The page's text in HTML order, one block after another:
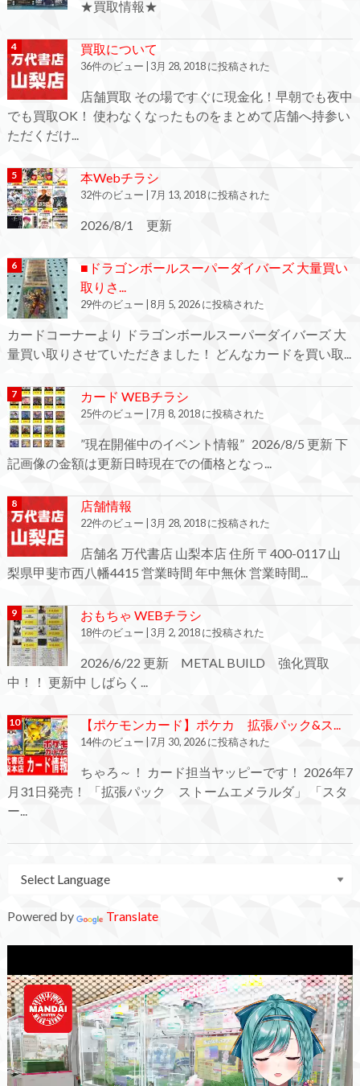
★買取情報★
買取について
36件のビュー 3月 28, 2018 に投稿された
店舗買取 その場ですぐに現金化！早朝でも夜中
でも買取OK！ 使わなくなったものをまとめて店舗へ持参い
ただくだけ...
本Webチラシ
32件のビュー 7月 13, 2018 に投稿された
2026/8/1 更新
■ドラゴンボールスーパーダイバーズ 大量買い
取りさ...
29件のビュー 8月 5, 2026 に投稿された
カードコーナーより ドラゴンボールスーパーダイバーズ 大
量買い取りさせていただきました！ どんなカードを買い取...
カード WEBチラシ
25件のビュー 7月 8, 2018 に投稿された
”現在開催中のイベント情報” 2026/8/5 更新 下
記画像の金額は更新日時現在での価格となっ...
店舗情報
22件のビュー 3月 28, 2018 に投稿された
店舗名 万代書店 山梨本店 住所 〒400-0117 山
梨県甲斐市西八幡4415 営業時間 年中無休 営業時間...
おもちゃ WEBチラシ
18件のビュー 3月 2, 2018 に投稿された
2026/6/22 更新 METAL BUILD 強化買取
中！！ 更新中 しばらく...
【ポケモンカード】ポケカ 拡張パック&ス...
14件のビュー 7月 30, 2026 に投稿された
ちゃろ～！ カード担当ヤッピーです！ 2026年7
月31日発売！ 「拡張パック ストームエメラルダ」 「スタ
ー...
Powered by Translate